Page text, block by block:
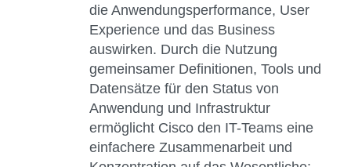
die Anwendungsperformance, User
Experience und das Business
auswirken. Durch die Nutzung
gemeinsamer Definitionen, Tools und
Datensätze für den Status von
Anwendung und Infrastruktur
ermöglicht Cisco den IT-Teams eine
einfachere Zusammenarbeit und